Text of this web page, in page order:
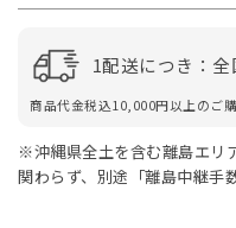
1配送につき：
商品代金税込10,000円以上のご
※沖縄県全土を含む離島エリ
関わらず、別途「離島中継手